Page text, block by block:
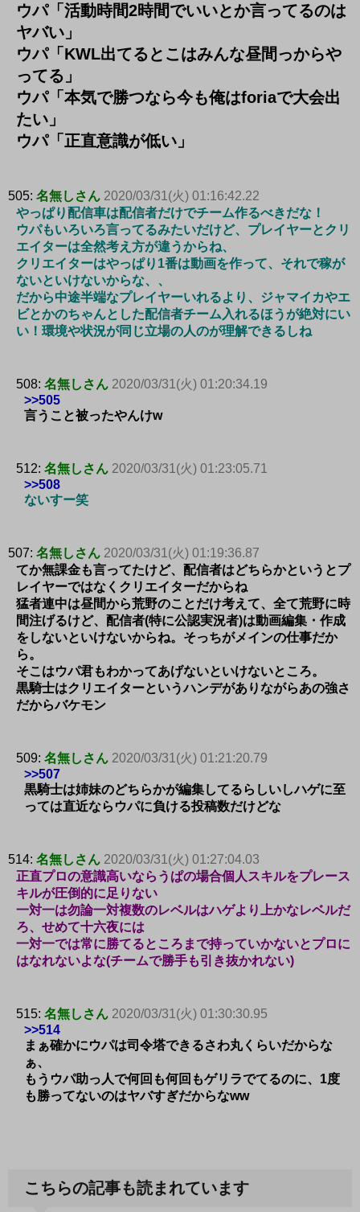
ウパ「活動時間2時間でいいとか言ってるのは
ヤバい」
ウパ「KWL出てるとこはみんな昼間っからや
ってる」
ウパ「本気で勝つなら今も俺はforiaで大会出
たい」
ウパ「正直意識が低い」
505: 名無しさん 2020/03/31(火) 01:16:42.22
やっぱり配信車は配信者だけでチーム作るべきだな！
ウパもいろいろ言ってるみたいだけど、プレイヤーとクリ
エイターは全然考え方が違うからね、
クリエイターはやっぱり1番は動画を作って、それで稼が
ないといけないからな、、
だから中途半端なプレイヤーいれるより、ジャマイカやエ
ビとかのちゃんとした配信者チーム入れるほうが絶対にい
い！環境や状況が同じ立場の人のが理解できるしね
508: 名無しさん 2020/03/31(火) 01:20:34.19
>>505
言うこと被ったやんけw
512: 名無しさん 2020/03/31(火) 01:23:05.71
>>508
ないすー笑
507: 名無しさん 2020/03/31(火) 01:19:36.87
てか無課金も言ってたけど、配信者はどちらかというとプ
レイヤーではなくクリエイターだからね
猛者連中は昼間から荒野のことだけ考えて、全て荒野に時
間注げるけど、配信者(特に公認実況者)は動画編集・作成
をしないといけないからね。そっちがメインの仕事だか
ら。
そこはウパ君もわかってあげないといけないところ。
黒騎士はクリエイターというハンデがありながらあの強さ
だからバケモン
509: 名無しさん 2020/03/31(火) 01:21:20.79
>>507
黒騎士は姉妹のどちらかが編集してるらしいしハゲに至
っては直近ならウパに負ける投稿数だけどな
514: 名無しさん 2020/03/31(火) 01:27:04.03
正直プロの意識高いならうぱの場合個人スキルをプレース
キルが圧倒的に足りない
一対一は勿論一対複数のレベルはハゲより上かなレベルだ
ろ、せめて十六夜には
一対一では常に勝てるところまで持っていかないとプロに
はなれないよな(チームで勝手も引き抜かれない)
515: 名無しさん 2020/03/31(火) 01:30:30.95
>>514
まぁ確かにウパは司令塔できるさわ丸くらいだからな
ぁ、
もうウパ助っ人で何回も何回もゲリラでてるのに、1度
も勝ってないのはヤバすぎだからなww
こちらの記事も読まれています